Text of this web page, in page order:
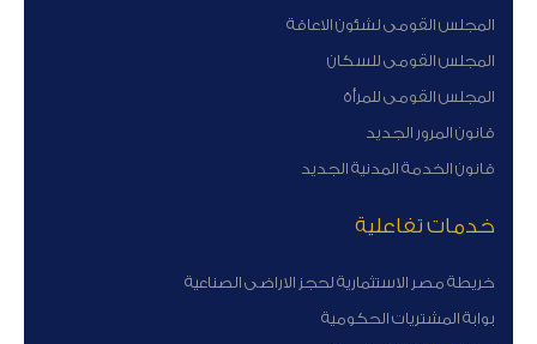
المجلس القومى لشئون الاعاقة
المجلس القومى للسكان
المجلس القومى للمرأة
قانون المرور الجديد
قانون الخدمة المدنية الجديد
خدمات تفاعلية
خريطة مصر الاستثمارية لحجز الاراضى الصناعية
بوابة المشتريات الحكومية